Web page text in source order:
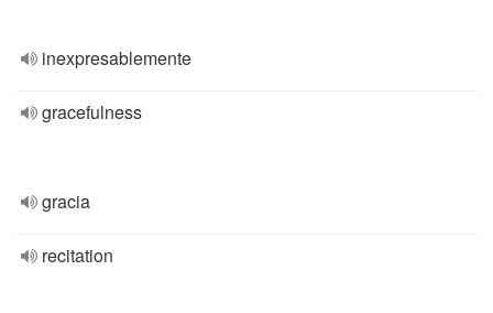
inexpresablemente
gracefulness
gracia
recitation